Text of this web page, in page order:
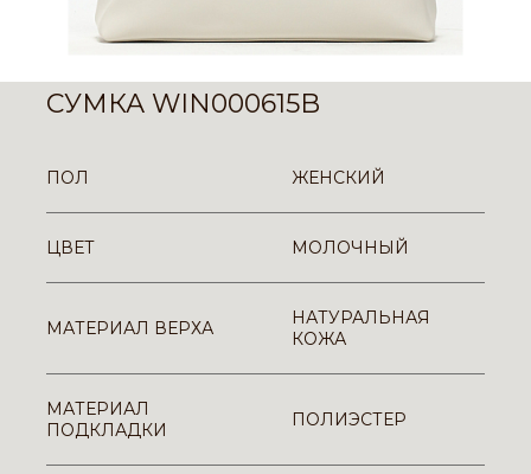
СУМКА WIN000615B
ПОЛ ЖЕНСКИЙ
ЦВЕТ МОЛОЧНЫЙ
МАТЕРИАЛ ВЕРХА
НАТУРАЛЬНАЯ
КОЖА
МАТЕРИАЛ
ПОДКЛАДКИ
ПОЛИЭСТЕР